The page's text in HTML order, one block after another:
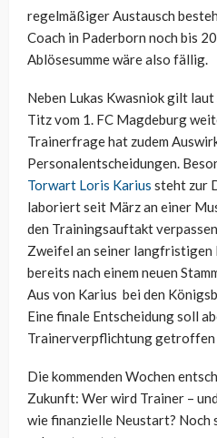
regelmäßiger Austausch
Coach in Paderborn noch bis
Ablösesumme wäre also fällig.
Neben Lukas Kwasniok gilt laut
Titz vom 1. FC Magdeburg
Trainerfrage hat zudem
Personalentscheidungen.
Torwart Loris Karius steht zur
laboriert seit März an einer
den Trainingsauftakt
Zweifel an seiner langfristigen
bereits nach einem neuen
Aus von Karius bei den
Eine finale Entscheidung soll
Trainerverpflichtung getroffen
Die kommenden Wochen
Zukunft: Wer wird Trainer –
wie finanzielle Neustart? Noch